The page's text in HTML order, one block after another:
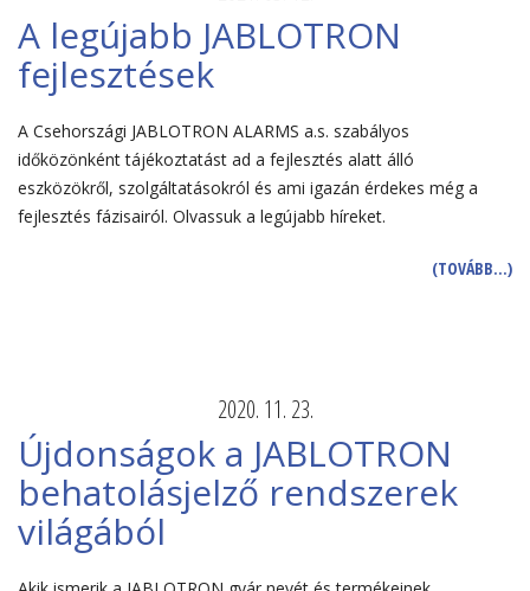
A legújabb JABLOTRON
fejlesztések
A Csehországi JABLOTRON ALARMS a.s. szabályos
időközönként tájékoztatást ad a fejlesztés alatt álló
eszközökről, szolgáltatásokról és ami igazán érdekes még a
fejlesztés fázisairól. Olvassuk a legújabb híreket.
(TOVÁBB…)
2020. 11. 23.
Újdonságok a JABLOTRON
behatolásjelző rendszerek
világából